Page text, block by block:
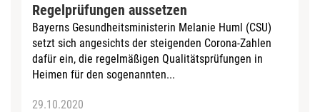
Regelprüfungen aussetzen
Bayerns Gesundheitsministerin Melanie Huml (CSU)
setzt sich angesichts der steigenden Corona-Zahlen
dafür ein, die regelmäßigen Qualitätsprüfungen in
Heimen für den sogenannten...
29.10.2020